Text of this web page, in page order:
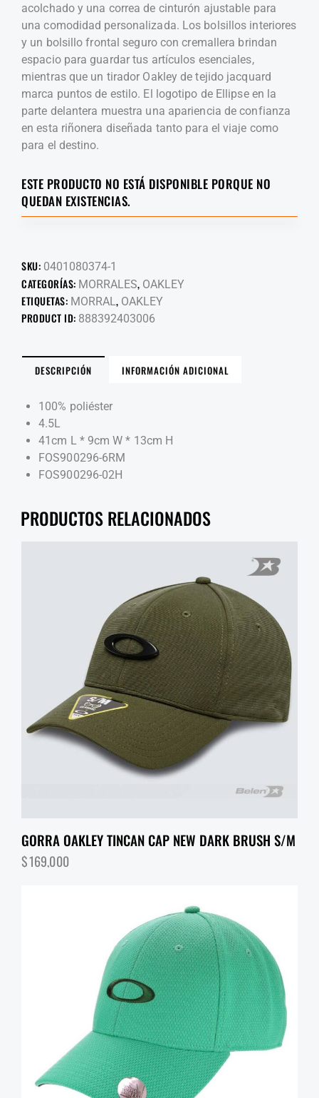
acolchado y una correa de cinturón ajustable para
una comodidad personalizada. Los bolsillos interiores
y un bolsillo frontal seguro con cremallera brindan
espacio para guardar tus artículos esenciales,
mientras que un tirador Oakley de tejido jacquard
marca puntos de estilo. El logotipo de Ellipse en la
parte delantera muestra una apariencia de confianza
en esta riñonera diseñada tanto para el viaje como
para el destino.
ESTE PRODUCTO NO ESTÁ DISPONIBLE PORQUE NO
QUEDAN EXISTENCIAS.
SKU: 0401080374-1
CATEGORÍAS: MORRALES, OAKLEY
ETIQUETAS: MORRAL, OAKLEY
PRODUCT ID: 888392403006
DESCRIPCIÓN INFORMACIÓN ADICIONAL
100% poliéster
4.5L
41cm L * 9cm W * 13cm H
FOS900296-6RM
FOS900296-02H
PRODUCTOS RELACIONADOS
GORRA OAKLEY TINCAN CAP NEW DARK BRUSH S/M
$169,000